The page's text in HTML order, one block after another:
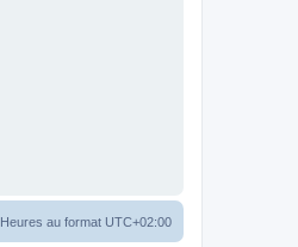
Heures au format UTC+02:00